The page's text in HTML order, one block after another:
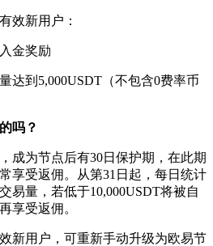
效新用户：
金奖励
达到5,000USDT（不包含0费率币
吗？
成为节点后有30日保护期，在此期
享受返佣。从第31日起，每日统计
易量，若低于10,000USDT将被自
享受返佣。
新用户，可重新手动升级为欧易节